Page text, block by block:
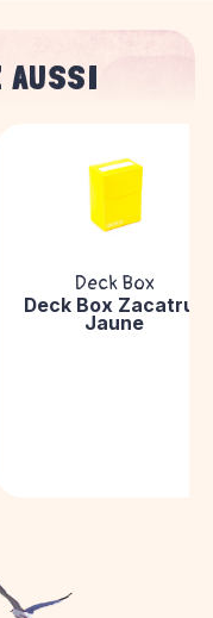
AUSSI
Deck Box
Deck Box Zacatrus
Jaune